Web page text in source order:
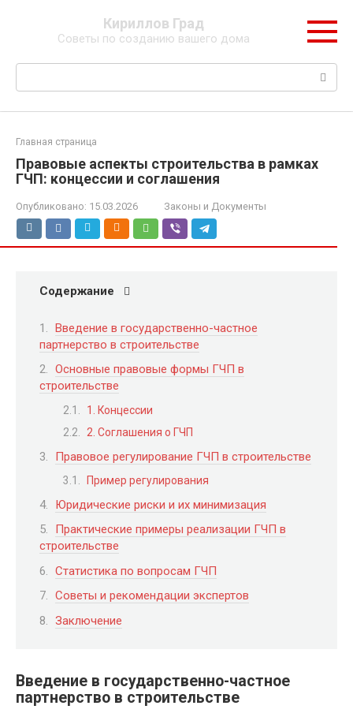
Кириллов Град
Советы по созданию вашего дома
Поиск:
Главная страница
Правовые аспекты строительства в рамках
ГЧП: концессии и соглашения
Опубликовано: 15.03.2026 Законы и Документы
Содержание
Введение в государственно-частное
партнерство в строительстве
Основные правовые формы ГЧП в
строительстве
1. Концессии
2. Соглашения о ГЧП
Правовое регулирование ГЧП в строительстве
Пример регулирования
Юридические риски и их минимизация
Практические примеры реализации ГЧП в
строительстве
Статистика по вопросам ГЧП
Советы и рекомендации экспертов
Заключение
Введение в государственно-частное
партнерство в строительстве